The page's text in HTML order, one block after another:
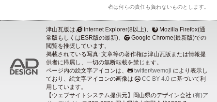
者は何らの責任も負わないものとします。
津山瓦版は Internet Explorer(8以上)、
Mozilla Firefox(通
常版もしくはESR版の最新)、
Google Chrome(最新版)での
閲覧を推奨しています。
掲載されている写真･文章等の著作権は津山瓦版または情報提
供者に帰属し、一切の無断転載を禁じます。
ページ内の絵文字アイコンは、
twitter/twemoji により表示し
ており、絵文字アイコンの画像は
CC BY 4.0 に基づいて利
用しています。
【ウェブサイトシステム提供元】岡山県のデザイン会社 (有)ア